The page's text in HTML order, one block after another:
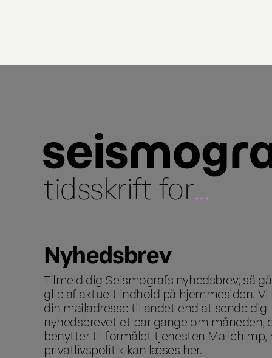
tidsskrift for...
Nyhedsbrev
Tilmeld dig Seismografs nyhedsbrev; så
glip af aktuelt indhold på hjemmesiden. Vi
din mailadresse til andet end at sende dig
nyhedsbrevet et par gange om måneden,
benytter til formålet tjenesten Mailchimp,
privatlivspolitik kan læses her.